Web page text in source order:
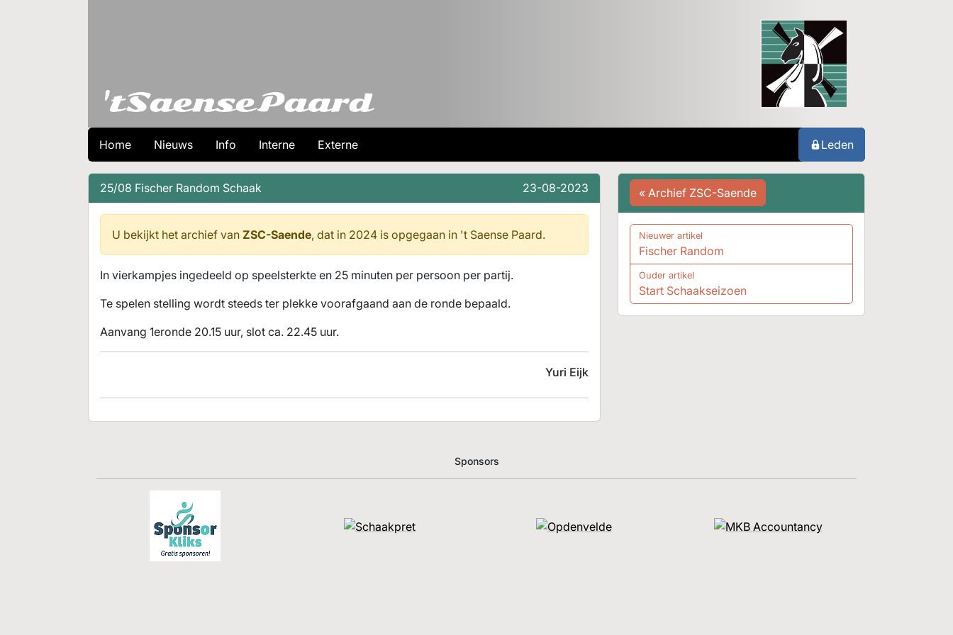
Home Nieuws Info Interne Externe Leden
25/08 Fischer Random Schaak 23-08-2023
U bekijkt het archief van ZSC-Saende, dat in 2024 is opgegaan in 't Saense Paard.
In vierkampjes ingedeeld op speelsterkte en 25 minuten per persoon per partij.
Te spelen stelling wordt steeds ter plekke voorafgaand aan de ronde bepaald.
Aanvang 1eronde 20.15 uur, slot ca. 22.45 uur.
Yuri Eijk
« Archief ZSC-Saende
Nieuwer artikel
Fischer Random
Ouder artikel
Start Schaakseizoen
Sponsors